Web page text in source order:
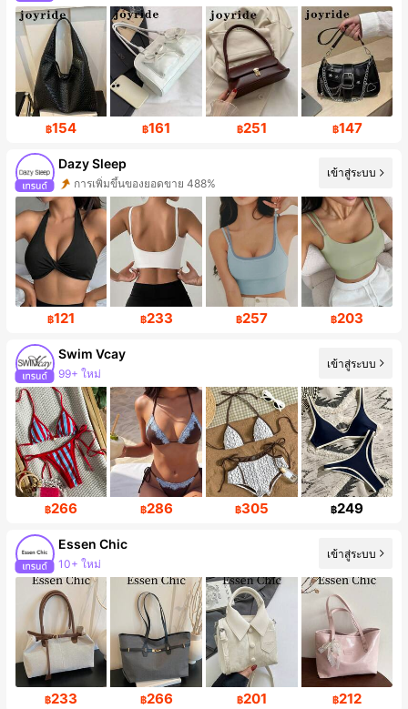
฿154 ฿161 ฿251 ฿147
Dazy Sleep
การเพิ่มขึ้นของยอดขาย 488%
เข้าสู่ระบบ
฿121 ฿233 ฿257 ฿203
Swim Vcay
99+ ใหม่
เข้าสู่ระบบ
฿266 ฿286 ฿305 ฿249
Essen Chic
10+ ใหม่
เข้าสู่ระบบ
฿233 ฿266 ฿201 ฿212